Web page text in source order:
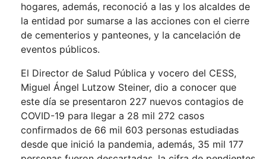
hogares, además, reconoció a las y los alcaldes de
la entidad por sumarse a las acciones con el cierre
de cementerios y panteones, y la cancelación de
eventos públicos.
El Director de Salud Pública y vocero del CESS,
Miguel Ángel Lutzow Steiner, dio a conocer que
este día se presentaron 227 nuevos contagios de
COVID-19 para llegar a 28 mil 272 casos
confirmados de 66 mil 603 personas estudiadas
desde que inició la pandemia, además, 35 mil 177